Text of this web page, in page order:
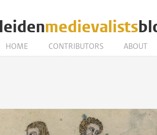
leidenmedievalists
HOME CONTRIBUTORS ABOUT